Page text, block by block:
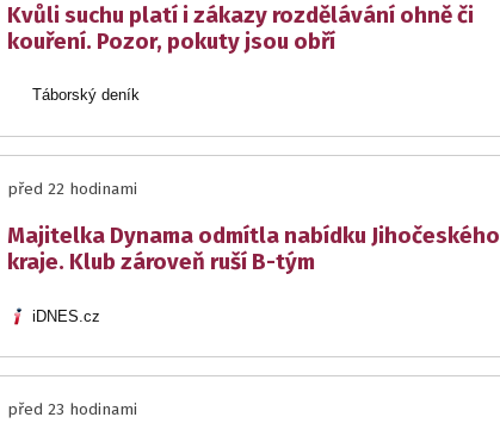
Kvůli suchu platí i zákazy rozdělávání ohně či
kouření. Pozor, pokuty jsou obří
Táborský deník
před 22 hodinami
Majitelka Dynama odmítla nabídku Jihočeského
kraje. Klub zároveň ruší B-tým
iDNES.cz
před 23 hodinami